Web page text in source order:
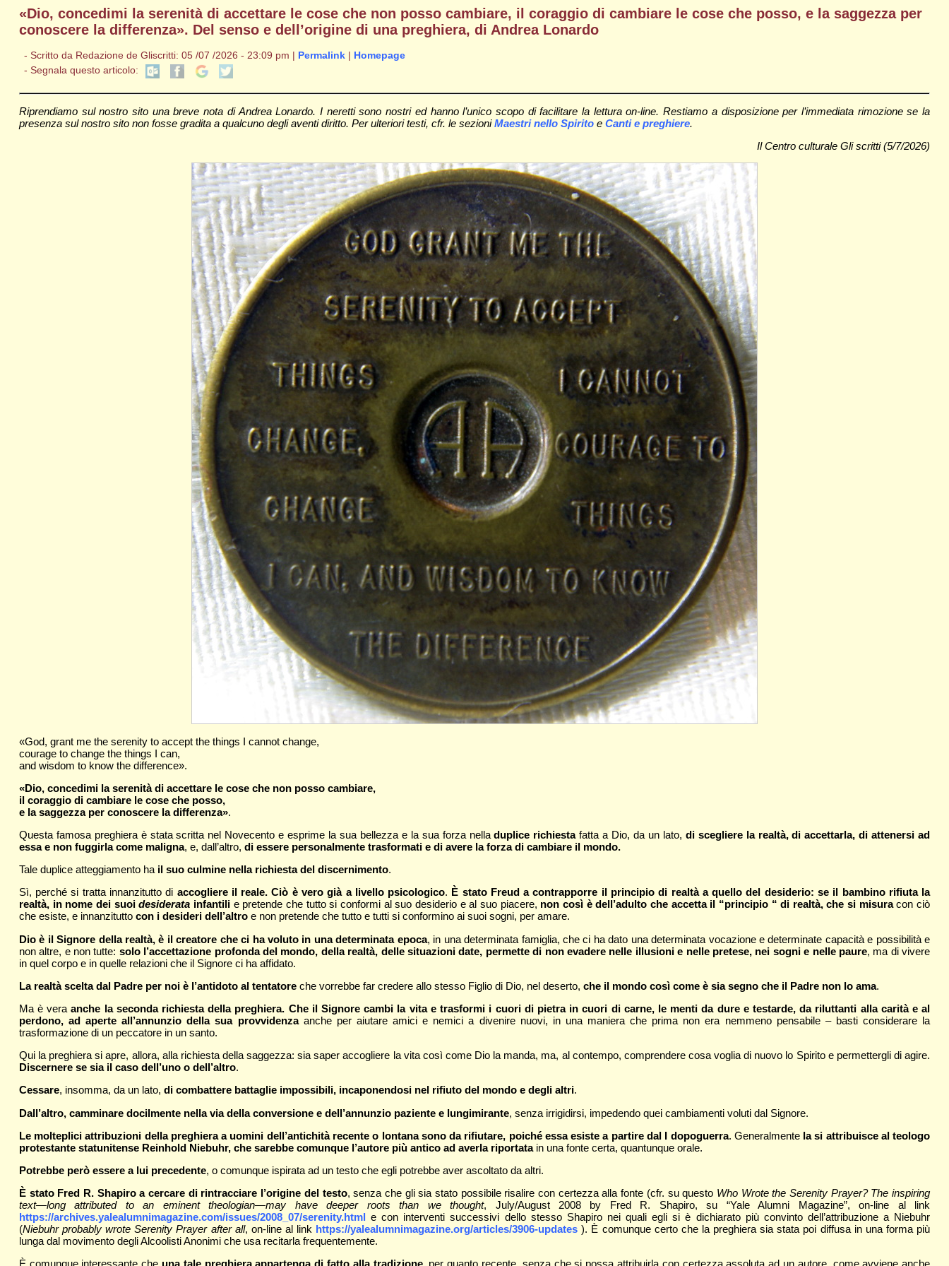
«Dio, concedimi la serenità di accettare le cose che non posso cambiare, il coraggio di cambiare le cose che posso, e la saggezza per
conoscere la differenza». Del senso e dell’origine di una preghiera, di Andrea Lonardo
- Scritto da Redazione de Gliscritti: 05 /07 /2026 - 23:09 pm | Permalink| Homepage
- Segnala questo articolo:
Riprendiamo sul nostro sito una breve nota di Andrea Lonardo. I neretti sono nostri ed hanno l’unico scopo di facilitare la lettura on-line. Restiamo a disposizione per l’immediata rimozione se la
presenza sul nostro sito non fosse gradita a qualcuno degli aventi diritto. Per ulteriori testi, cfr. le sezioniMaestri nello Spiritoe Canti e preghiere.
Il Centro culturale Gli scritti (5/7/2026)
«God, grant me the serenity to accept the things I cannot change,
courage to change the things I can,
and wisdom to know the difference».
«Dio, concedimi la serenità di accettare le cose che non posso cambiare,
il coraggio di cambiare le cose che posso,
e la saggezza per conoscere la differenza».
Questa famosa preghiera è stata scritta nel Novecento e esprime la sua bellezza e la sua forza nelladuplice richiestafatta a Dio, da un lato, di scegliere la realtà, di accettarla, di attenersi ad
essa e non fuggirla come maligna, e, dall’altro, di essere personalmente trasformati e di avere la forza di cambiare il mondo.
Tale duplice atteggiamento ha il suo culmine nella richiesta del discernimento.
Sì, perché si tratta innanzitutto di accogliere il reale. Ciò è vero già a livello psicologico. È stato Freud a contrapporre il principio di realtà a quello del desiderio: se il bambino rifiuta la
realtà, in nome dei suoidesiderata infantili e pretende che tutto si conformi al suo desiderio e al suo piacere, non così è dell’adulto che accetta il “principio “ di realtà, che si misuracon ciò
che esiste, e innanzitutto con i desideri dell’altroe non pretende che tutto e tutti si conformino ai suoi sogni, per amare.
Dio è il Signore della realtà, è il creatore che ci ha voluto in una determinata epoca, in una determinata famiglia, che ci ha dato una determinata vocazione e determinate capacità e possibilità e
non altre, e non tutte: solo l’accettazione profonda del mondo, della realtà, delle situazioni date, permette di non evadere nelle illusioni e nelle pretese, nei sogni e nelle paure, ma di vivere
in quel corpo e in quelle relazioni che il Signore ci ha affidato.
La realtà scelta dal Padre per noi è l’antidoto al tentatoreche vorrebbe far credere allo stesso Figlio di Dio, nel deserto, che il mondo così come è sia segno che il Padre non lo ama.
Ma è veraanche la seconda richiesta della preghiera. Che il Signore cambi la vita e trasformi i cuori di pietra in cuori di carne, le menti da dure e testarde, da riluttanti alla carità e al
perdono, ad aperte all’annunzio della sua provvidenzaanche per aiutare amici e nemici a divenire nuovi, in una maniera che prima non era nemmeno pensabile – basti considerare la
trasformazione di un peccatore in un santo.
Qui la preghiera si apre, allora, alla richiesta della saggezza: sia saper accogliere la vita così come Dio la manda, ma, al contempo, comprendere cosa voglia di nuovo lo Spirito e permettergli di agire.
Discernere se sia il caso dell’uno o dell’altro.
Cessare, insomma, da un lato, di combattere battaglie impossibili, incaponendosi nel rifiuto del mondo e degli altri.
Dall’altro, camminare docilmente nella via della conversione e dell’annunzio paziente e lungimirante, senza irrigidirsi, impedendo quei cambiamenti voluti dal Signore.
Le molteplici attribuzioni della preghiera a uomini dell’antichità recente o lontana sono da rifiutare, poiché essa esiste a partire dal I dopoguerra. Generalmente la si attribuisce al teologo
protestante statunitense Reinhold Niebuhr, che sarebbe comunque l’autore più antico ad averla riportatain una fonte certa, quantunque orale.
Potrebbe però essere a lui precedente, o comunque ispirata ad un testo che egli potrebbe aver ascoltato da altri.
È stato Fred R. Shapiro a cercare di rintracciare l’origine del testo, senza che gli sia stato possibile risalire con certezza alla fonte (cfr. su questo Who Wrote the Serenity Prayer? The inspiring
text—long attributed to an eminent theologian—may have deeper roots than we thought, July/August 2008 by Fred R. Shapiro, su “Yale Alumni Magazine”, on-line al link
https://archives.yalealumnimagazine.com/issues/2008_07/serenity.html e con interventi successivi dello stesso Shapiro nei quali egli si è dichiarato più convinto dell’attribuzione a Niebuhr
(Niebuhr probably wrote Serenity Prayer after all, on-line al link https://yalealumnimagazine.org/articles/3906-updates ). È comunque certo che la preghiera sia stata poi diffusa in una forma più
lunga dal movimento degli Alcoolisti Anonimi che usa recitarla frequentemente.